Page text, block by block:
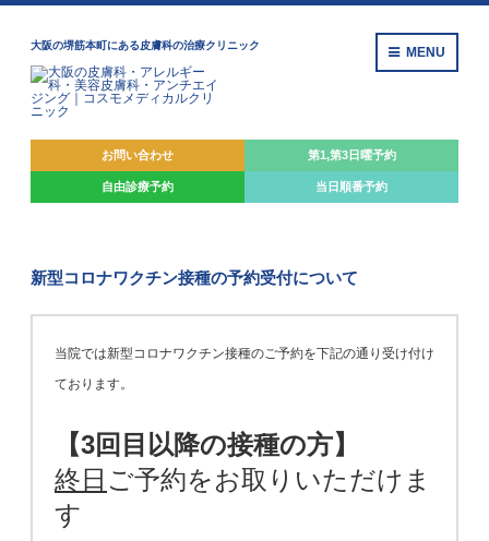
大阪の堺筋本町にある皮膚科の治療クリニック MENU
お問い合わせ 第1,第3日曜予約
自由診療予約 当日順番予約
新型コロナワクチン接種の予約受付について
当院では新型コロナワクチン接種のご予約を下記の通り受け付け
ております。
【3回目以降の接種の方】
終日 ご予約をお取りいただけま
す